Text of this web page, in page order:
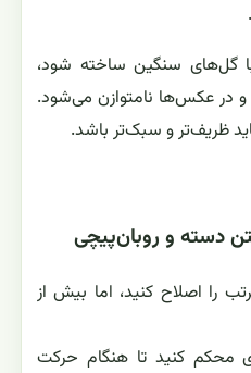
با گل‌های سنگین ساخته شود،
در عکس‌ها نامتوازن می‌شود.
ظریف‌تر و سبک‌تر باشد.
را اصلاح کنید، اما بیش از
محکم کنید تا هنگام حرکت